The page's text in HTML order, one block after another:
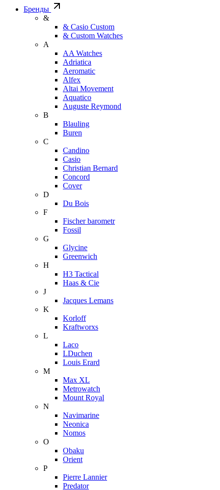
Бренды
&
& Casio Custom
& Custom Watches
A
AA Watches
Adriatica
Aeromatic
Alfex
Altai Movement
Aquatico
Auguste Reymond
B
Blauling
Buren
C
Candino
Casio
Christian Bernard
Concord
Cover
D
Du Bois
F
Fischer barometr
Fossil
G
Glycine
Greenwich
H
H3 Tactical
Haas & Cie
J
Jacques Lemans
K
Korloff
Kraftworxs
L
Laco
LDuchen
Louis Erard
M
Max XL
Metrowatch
Mount Royal
N
Navimarine
Neonica
Nomos
O
Obaku
Orient
P
Pierre Lannier
Predator